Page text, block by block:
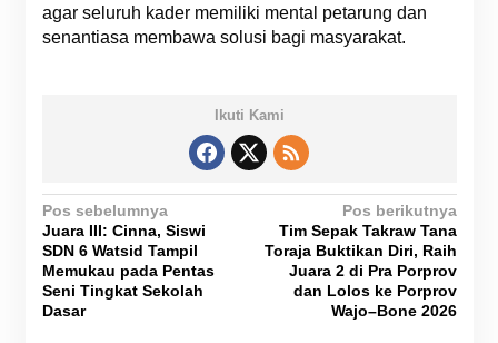
agar seluruh kader memiliki mental petarung dan
senantiasa membawa solusi bagi masyarakat.
Ikuti Kami
N
a
v
i
Pos sebelumnya
Juara III: Cinna, Siswi
SDN 6 Watsid Tampil
Memukau pada Pentas
Seni Tingkat Sekolah
Dasar
Pos berikutnya
Tim Sepak Takraw Tana
Toraja Buktikan Diri, Raih
Juara 2 di Pra Porprov
dan Lolos ke Porprov
Wajo–Bone 2026